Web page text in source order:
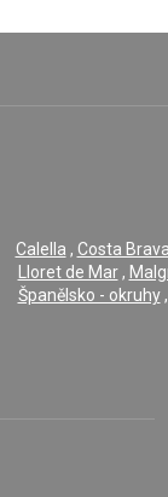
Calella , Costa
Lloret de Mar,
Španělsko - okruhy,